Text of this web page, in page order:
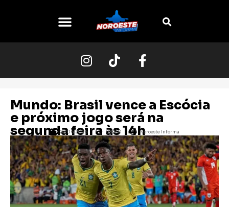
Mundo: Brasil vence a Escócia
e próximo jogo será na
segunda feira às 14h
25/06/2026 08:00 Noroeste Informa